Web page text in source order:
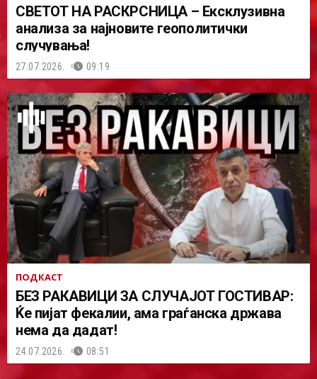
СВЕТОТ НА РАСКРСНИЦА – Ексклузивна
анализа за најновите геополитички
случувања!
27.07.2026. 09:19
ПОДКАСТ
БЕЗ РАКАВИЦИ ЗА СЛУЧАЈОТ ГОСТИВАР:
Ќе пијат фекалии, ама граѓанска држава
нема да дадат!
24.07.2026. 08:51